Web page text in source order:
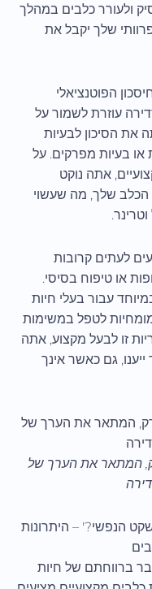
ולעורר כלבים במהלך
שלך יקבל את
הפוטנציאלי
עוזרת לשמור על
את הסיכון לבעיות
או בעיות מפרקים. על
אתה נוקט
הכלב שלך, מה שעשוי
לעתים קרובות
או טיפוח בסיסי.
עבור בעלי חיות
לטפל במשימות
זו לבעל מקצוע, אתה
גם כאשר אינך
המתאר את הערך של
הנפשי?' – היתרונות
ברווחתם של חיות